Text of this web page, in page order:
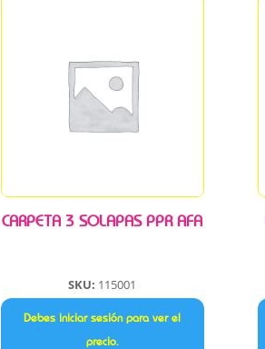
CARPETA 3 SOLAPAS PPR AFA
SKU: 115001
Debes iniciar sesión para ver el
precio.